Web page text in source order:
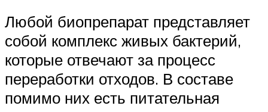
Любой биопрепарат представляет
собой комплекс живых бактерий,
которые отвечают за процесс
переработки отходов. В составе
помимо них есть питательная